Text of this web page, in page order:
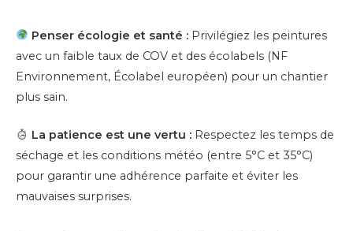
Penser écologie et santé : Privilégiez les peintures
avec un faible taux de COV et des écolabels (NF
Environnement, Écolabel européen) pour un chantier
plus sain.
La patience est une vertu : Respectez les temps de
séchage et les conditions météo (entre 5°C et 35°C)
pour garantir une adhérence parfaite et éviter les
mauvaises surprises.